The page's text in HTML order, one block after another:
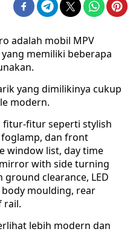
adalah mobil MPV
memiliki beberapa
yang dimilikinya cukup
modern.
fitur-fitur seperti stylish
dan front
window list, day time
with side turning
clearance, LED
moulding, rear
rail.
lebih modern dan